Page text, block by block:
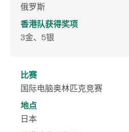
俄罗斯
香港队获得奖项
3金、5银
比赛
国际电脑奥林匹克竞赛
地点
日本